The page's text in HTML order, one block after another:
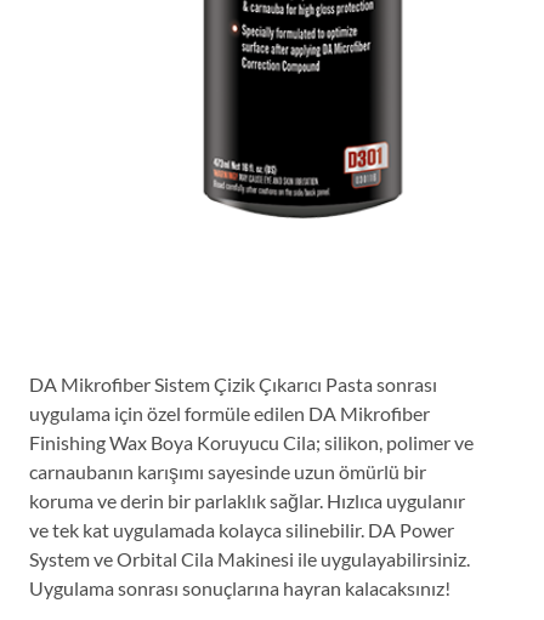
DA Mikrofiber Sistem Çizik Çıkarıcı Pasta sonrası
uygulama için özel formüle edilen DA Mikrofiber
Finishing Wax Boya Koruyucu Cila; silikon, polimer ve
carnaubanın karışımı sayesinde uzun ömürlü bir
koruma ve derin bir parlaklık sağlar. Hızlıca uygulanır
ve tek kat uygulamada kolayca silinebilir. DA Power
System ve Orbital Cila Makinesi ile uygulayabilirsiniz.
Uygulama sonrası sonuçlarına hayran kalacaksınız!